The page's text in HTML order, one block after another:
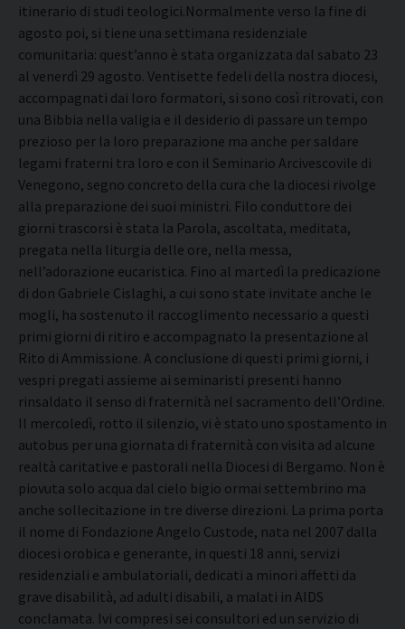
itinerario di studi teologici.Normalmente verso la fine di
agosto poi, si tiene una settimana residenziale
comunitaria: quest’anno è stata organizzata dal sabato 23
al venerdì 29 agosto. Ventisette fedeli della nostra diocesi,
accompagnati dai loro formatori, si sono così ritrovati, con
una Bibbia nella valigia e il desiderio di passare un tempo
prezioso per la loro preparazione ma anche per saldare
legami fraterni tra loro e con il Seminario Arcivescovile di
Venegono, segno concreto della cura che la diocesi rivolge
alla preparazione dei suoi ministri. Filo conduttore dei
giorni trascorsi è stata la Parola, ascoltata, meditata,
pregata nella liturgia delle ore, nella messa,
nell’adorazione eucaristica. Fino al martedì la predicazione
di don Gabriele Cislaghi, a cui sono state invitate anche le
mogli, ha sostenuto il raccoglimento necessario a questi
primi giorni di ritiro e accompagnato la presentazione al
Rito di Ammissione. A conclusione di questi primi giorni, i
vespri pregati assieme ai seminaristi presenti hanno
rinsaldato il senso di fraternità nel sacramento dell’Ordine.
Il mercoledì, rotto il silenzio, vi è stato uno spostamento in
autobus per una giornata di fraternità con visita ad alcune
realtà caritative e pastorali nella Diocesi di Bergamo. Non è
piovuta solo acqua dal cielo bigio ormai settembrino ma
anche sollecitazione in tre diverse direzioni. La prima porta
il nome di Fondazione Angelo Custode, nata nel 2007 dalla
diocesi orobica e generante, in questi 18 anni, servizi
residenziali e ambulatoriali, dedicati a minori affetti da
grave disabilità, ad adulti disabili, a malati in AIDS
conclamata. Ivi compresi sei consultori ed un servizio di